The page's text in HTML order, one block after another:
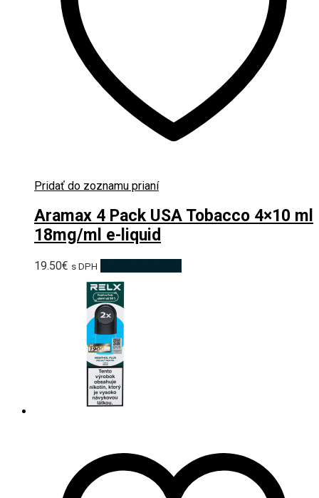
Pridať do zoznamu prianí
Aramax 4 Pack USA Tobacco 4×10 ml
18mg/ml e-liquid
19.50€ s DPH